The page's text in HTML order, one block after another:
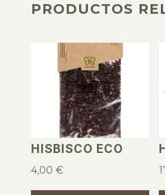
PRODUCTOS
HISBISCO ECO
4,00 €